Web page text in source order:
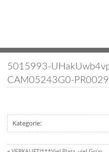
5015993-
CAM05243G0-
Kategorie: